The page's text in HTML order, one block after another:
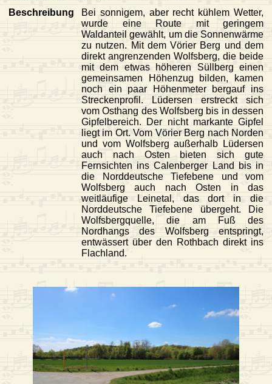
Beschreibung
Bei sonnigem, aber recht kühlem Wetter,
wurde eine Route mit geringem
Waldanteil gewählt, um die Sonnenwärme
zu nutzen. Mit dem Vörier Berg und dem
direkt angrenzenden Wolfsberg, die beide
mit dem etwas höheren Süllberg einen
gemeinsamen Höhenzug bilden, kamen
noch ein paar Höhenmeter bergauf ins
Streckenprofil. Lüdersen erstreckt sich
vom Osthang des Wolfsberg bis in dessen
Gipfelbereich. Der nicht markante Gipfel
liegt im Ort. Vom Vörier Berg nach Norden
und vom Wolfsberg außerhalb Lüdersen
auch nach Osten bieten sich gute
Fernsichten ins Calenberger Land bis in
die Norddeutsche Tiefebene und vom
Wolfsberg auch nach Osten in das
weitläufige Leinetal, das dort in die
Norddeutsche Tiefebene übergeht. Die
Wolfsbergquelle, die am Fuß des
Nordhangs des Wolfsberg entspringt,
entwässert über den Rothbach direkt ins
Flachland.